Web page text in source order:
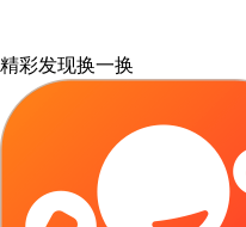
精彩发现换一换